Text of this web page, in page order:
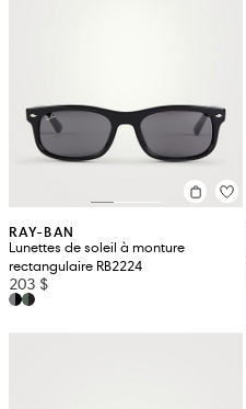
RAY-BAN
Lunettes de soleil à monture
rectangulaire RB2224
203 $